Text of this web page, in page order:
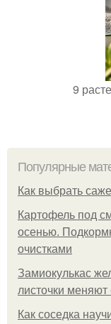
9
Популярные
Как выбрать
Картофель под
осенью.
очистками
Замиокулькас
листочки меняют
Как соседка